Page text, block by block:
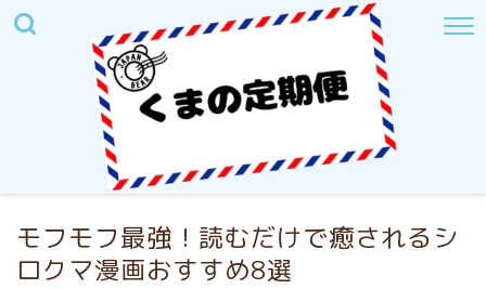
モフモフ最強！読むだけで癒されるシ
ロクマ漫画おすすめ8選